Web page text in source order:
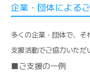
企業・団体による
多くの企業・団体で、
支援活動でご協力いただ
■ご支援の一例